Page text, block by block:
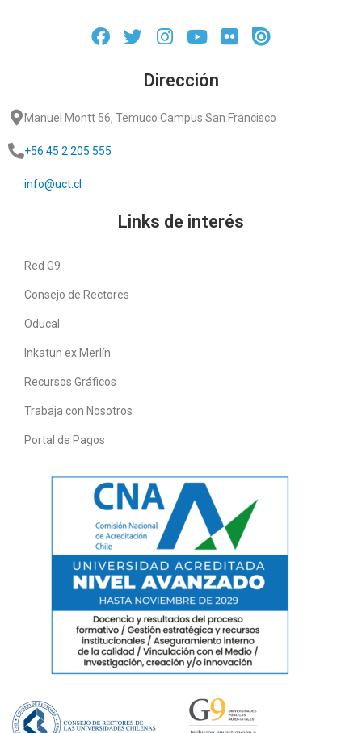
Dirección
Manuel Montt 56, Temuco Campus San Francisco
+56 45 2 205 555
info@uct.cl
Links de interés
Red G9
Consejo de Rectores
Oducal
Inkatun ex Merlín
Recursos Gráficos
Trabaja con Nosotros
Portal de Pagos